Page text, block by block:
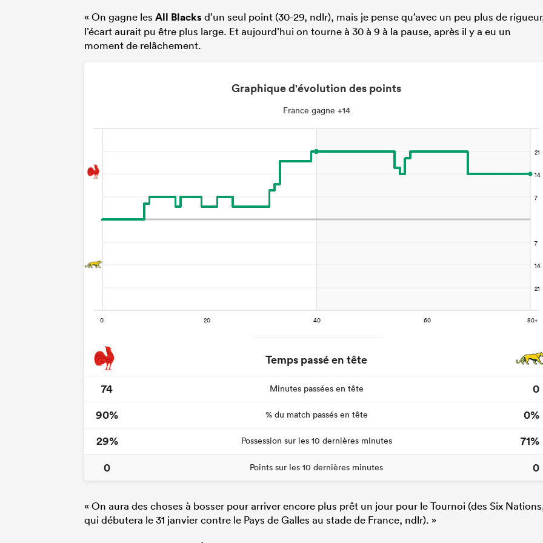
« On gagne les All Blacksd’un seul point (30-29, ndlr), mais je pense qu’avec un peu plus de
l’écart aurait pu être plus large. Et aujourd’hui on tourne à 30 à 9 à la pause, après il y a eu un
moment de relâchement.
Graphique d'évolution des points
France gagne +14
Temps passé en tête
74
Minutes passées en tête
0
90%
% du match passés en tête
0%
29%
Possession sur les 10 dernières minutes
71%
0
Points sur les 10 dernières minutes 0
« On aura des choses à bosser pour arriver encore plus prêt un jour pour le Tournoi (des Six
qui débutera le 31 janvier contre le Pays de Galles au stade de France, ndlr). »